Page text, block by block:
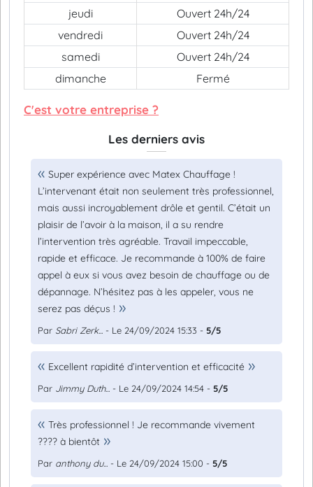
jeudi
Ouvert 24h/24
vendredi
Ouvert 24h/24
samedi
Ouvert 24h/24
dimanche
Fermé
C'est votre entreprise ?
Les derniers avis
Super expérience avec Matex Chauffage !
L’intervenant était non seulement très professionnel,
mais aussi incroyablement drôle et gentil. C’était un
plaisir de l’avoir à la maison, il a su rendre
l’intervention très agréable. Travail impeccable,
rapide et efficace. Je recommande à 100% de faire
appel à eux si vous avez besoin de chauffage ou de
dépannage. N’hésitez pas à les appeler, vous ne
serez pas déçus !
Par Sabri Zerk... - Le 24/09/2024 15:33 - 5/5
Excellent rapidité d’intervention et efficacité
Par Jimmy Duth... - Le 24/09/2024 14:54 - 5/5
Très professionnel ! Je recommande vivement
???? à bientôt
Par anthony du... - Le 24/09/2024 15:00 - 5/5